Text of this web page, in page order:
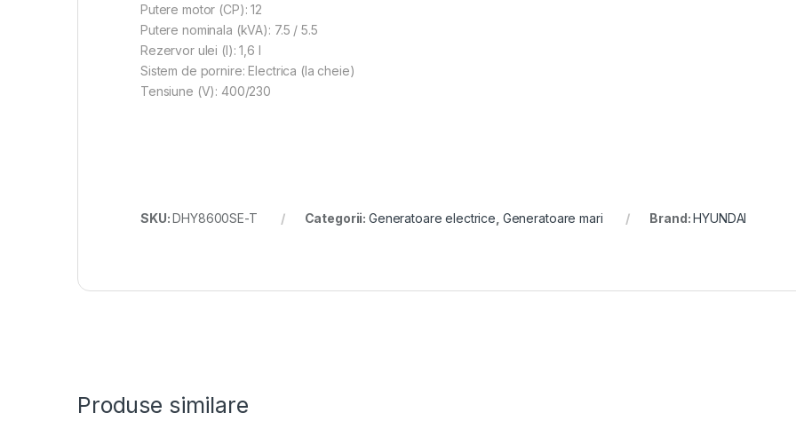
Putere motor (CP): 12
Putere nominala (kVA): 7.5 / 5.5
Rezervor ulei (l): 1,6 l
Sistem de pornire: Electrica (la cheie)
Tensiune (V): 400/230
SKU:DHY8600SE-T Categorii: Generatoare electrice Generatoare mari Brand:HYUNDAI
Produse similare